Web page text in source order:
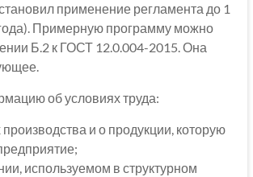
применение регламента до 1
Примерную программу можно
Б.2 к ГОСТ 12.0.004-2015. Она
об условиях труда:
производства и о продукции, которую
используемом в структурном